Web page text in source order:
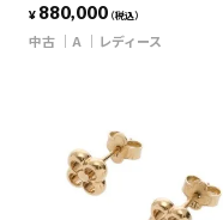
¥ 880,000（税込）
中古 A レディース